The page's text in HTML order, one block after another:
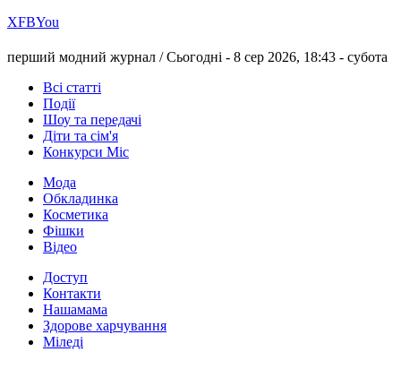
ХFBYou
перший модний журнал /Сьогодні - 8 сер 2026, 18:43 - субота
Всі статті
Події
Шоу та передачі
Діти та сім'я
Конкурси Міс
Мода
Обкладинка
Косметика
Фішки
Відео
Доступ
Контакти
Нашамама
Здорове харчування
Міледі